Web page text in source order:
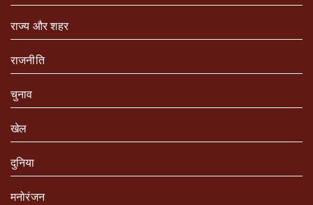
राज्य और शहर
राजनीति
चुनाव
खेल
दुनिया
मनोरंजन